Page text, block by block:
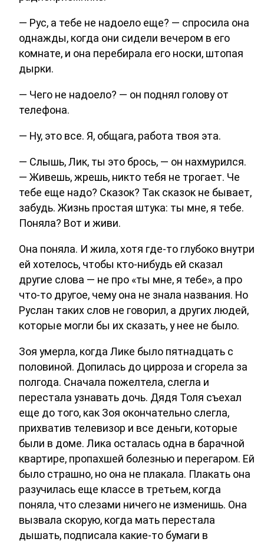
— Рус, а тебе не надоело еще? — спросила она
однажды, когда они сидели вечером в его
комнате, и она перебирала его носки, штопая
дырки.
— Чего не надоело? — он поднял голову от
телефона.
— Ну, это все. Я, общага, работа твоя эта.
— Слышь, Лик, ты это брось, — он нахмурился.
— Живешь, жрешь, никто тебя не трогает. Че
тебе еще надо? Сказок? Так сказок не бывает,
забудь. Жизнь простая штука: ты мне, я тебе.
Поняла? Вот и живи.
Она поняла. И жила, хотя где-то глубоко внутри
ей хотелось, чтобы кто-нибудь ей сказал
другие слова — не про «ты мне, я тебе», а про
что-то другое, чему она не знала названия. Но
Руслан таких слов не говорил, а других людей,
которые могли бы их сказать, у нее не было.
Зоя умерла, когда Лике было пятнадцать с
половиной. Допилась до цирроза и сгорела за
полгода. Сначала пожелтела, слегла и
перестала узнавать дочь. Дядя Толя съехал
еще до того, как Зоя окончательно слегла,
прихватив телевизор и все деньги, которые
были в доме. Лика осталась одна в барачной
квартире, пропахшей болезнью и перегаром. Ей
было страшно, но она не плакала. Плакать она
разучилась еще классе в третьем, когда
поняла, что слезами ничего не изменишь. Она
вызвала скорую, когда мать перестала
дышать, подписала какие-то бумаги в